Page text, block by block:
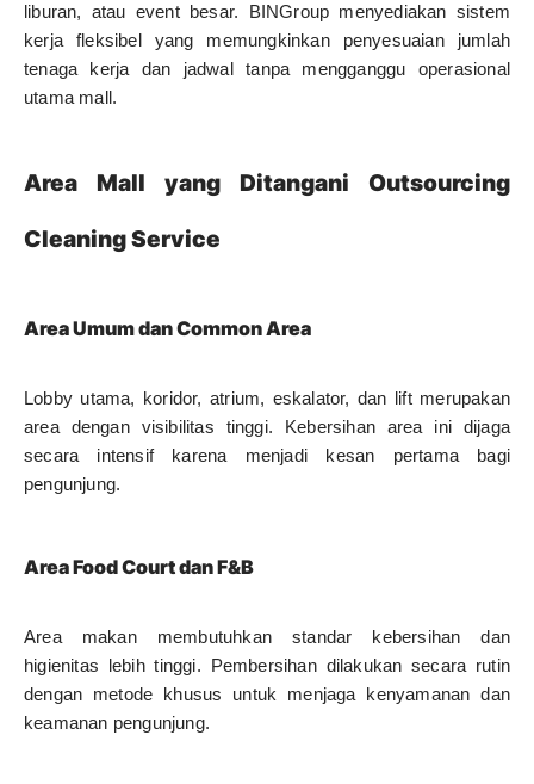
liburan, atau event besar. BINGroup menyediakan sistem
kerja fleksibel yang memungkinkan penyesuaian jumlah
tenaga kerja dan jadwal tanpa mengganggu operasional
utama mall.
Area Mall yang Ditangani Outsourcing
Cleaning Service
Area Umum dan Common Area
Lobby utama, koridor, atrium, eskalator, dan lift merupakan
area dengan visibilitas tinggi. Kebersihan area ini dijaga
secara intensif karena menjadi kesan pertama bagi
pengunjung.
Area Food Court dan F&B
Area makan membutuhkan standar kebersihan dan
higienitas lebih tinggi. Pembersihan dilakukan secara rutin
dengan metode khusus untuk menjaga kenyamanan dan
keamanan pengunjung.